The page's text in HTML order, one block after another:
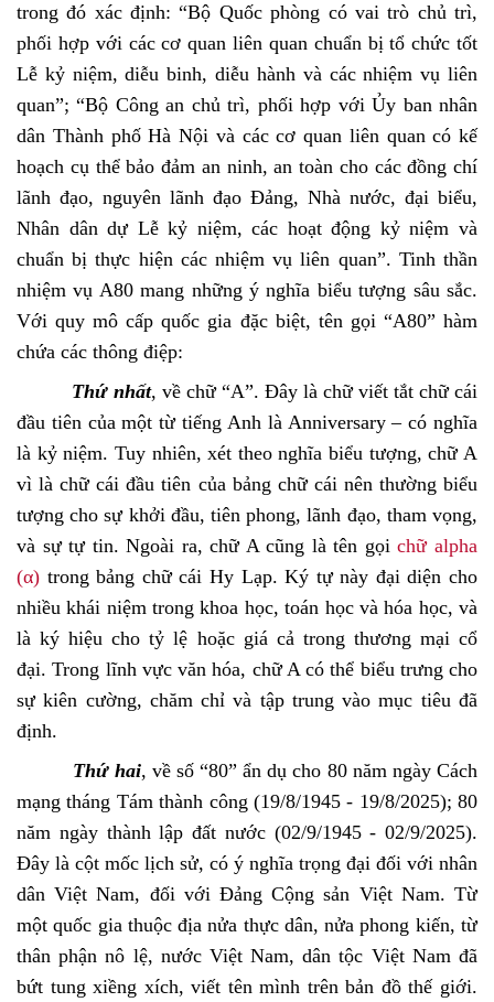
trong đó xác định: “Bộ Quốc phòng có vai trò chủ trì,
phối hợp với các cơ quan liên quan chuẩn bị tổ chức tốt
Lễ kỷ niệm, diễu binh, diễu hành và các nhiệm vụ liên
quan”; “Bộ Công an chủ trì, phối hợp với Ủy ban nhân
dân Thành phố Hà Nội và các cơ quan liên quan có kế
hoạch cụ thể bảo đảm an ninh, an toàn cho các đồng chí
lãnh đạo, nguyên lãnh đạo Đảng, Nhà nước, đại biểu,
Nhân dân dự Lễ kỷ niệm, các hoạt động kỷ niệm và
chuẩn bị thực hiện các nhiệm vụ liên quan”. Tinh thần
nhiệm vụ A80 mang những ý nghĩa biểu tượng sâu sắc.
Với quy mô cấp quốc gia đặc biệt, tên gọi “A80” hàm
chứa các thông điệp:
Thứ nhất, về chữ “A”. Đây là chữ viết tắt chữ cái
đầu tiên của một từ tiếng Anh là Anniversary – có nghĩa
là kỷ niệm. Tuy nhiên, xét theo nghĩa biểu tượng, chữ A
vì là chữ cái đầu tiên của bảng chữ cái nên thường biểu
tượng cho sự khởi đầu, tiên phong, lãnh đạo, tham vọng,
và sự tự tin. Ngoài ra, chữ A cũng là tên gọichữ alpha
(α) trong bảng chữ cái Hy Lạp. Ký tự này đại diện cho
nhiều khái niệm trong khoa học, toán học và hóa học, và
là ký hiệu cho tỷ lệ hoặc giá cả trong thương mại cổ
đại. Trong lĩnh vực văn hóa, chữ A có thể biểu trưng cho
sự kiên cường, chăm chỉ và tập trung vào mục tiêu đã
định.
Thứ hai, về số “80” ẩn dụ cho 80 năm ngày Cách
mạng tháng Tám thành công (19/8/1945 - 19/8/2025); 80
năm ngày thành lập đất nước (02/9/1945 - 02/9/2025).
Đây là cột mốc lịch sử, có ý nghĩa trọng đại đối với nhân
dân Việt Nam, đối với Đảng Cộng sản Việt Nam. Từ
một quốc gia thuộc địa nửa thực dân, nửa phong kiến, từ
thân phận nô lệ, nước Việt Nam, dân tộc Việt Nam đã
bứt tung xiềng xích, viết tên mình trên bản đồ thế giới.